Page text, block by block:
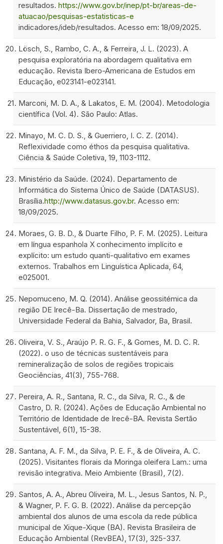
resultados. https://www.gov.br/inep/pt-br/areas-de-
atuacao/pesquisas-estatisticas-e
indicadores/ideb/resultados. Acesso em: 18/09/2025.
Lösch, S., Rambo, C. A., & Ferreira, J. L. (2023). A
pesquisa exploratória na abordagem qualitativa em
educação. Revista Ibero-Americana de Estudos em
Educação, e023141-e023141.
Marconi, M. D. A., & Lakatos, E. M. (2004). Metodologia
científica (Vol. 4). São Paulo: Atlas.
Minayo, M. C. D. S., & Guerriero, I. C. Z. (2014).
Reflexividade como éthos da pesquisa qualitativa.
Ciência & Saúde Coletiva, 19, 1103-1112.
Ministério da Saúde. (2024). Departamento de
Informática do Sistema Único de Saúde (DATASUS).
Brasília.http://www.datasus.gov.br. Acesso em:
18/09/2025.
Moraes, G. B. D., & Duarte Filho, P. F. M. (2025). Leitura
em língua espanhola X conhecimento implícito e
explícito: um estudo quanti-qualitativo em exames
externos. Trabalhos em Linguística Aplicada, 64,
e025001.
Nepomuceno, M. Q. (2014). Análise geossitémica da
região DE Irecê-Ba. Dissertação de mestrado,
Universidade Federal da Bahia, Salvador, Ba, Brasil.
Oliveira, V. S., Araújo P. R. G. F., & Gomes, M. D. C. R.
(2022). o uso de técnicas sustentáveis para
remineralização de solos de regiões tropicais
Geociências, 41(3), 755-768.
Pereira, A. R., Santana, R. C., da Silva, R. C., & de
Castro, D. R. (2024). Ações de Educação Ambiental no
Território de Identidade de Irecê-BA. Revista Sertão
Sustentável, 6(1), 15-38.
Santana, A. F. M., da Silva, P. E. F., & de Oliveira, A. C.
(2025). Visitantes florais da Moringa oleifera Lam.: uma
revisão integrativa. Meio Ambiente (Brasil), 7(2).
Santos, A. A., Abreu Oliveira, M. L., Jesus Santos, N. P.,
& Wagner, P. F. G. B. (2022). Análise da percepção
ambiental dos alunos de uma escola da rede pública
municipal de Xique-Xique (BA). Revista Brasileira de
Educação Ambiental (RevBEA), 17(3), 325-337.